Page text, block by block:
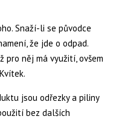
Snaží-li se původce
že jde o odpad.
pro něj má využití, ovšem
jsou odřezky a piliny
bez dalších